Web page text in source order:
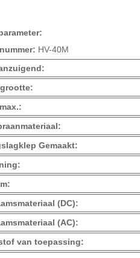
HV-40M
Gemaakt:
(DC):
(AC):
van toepassing: